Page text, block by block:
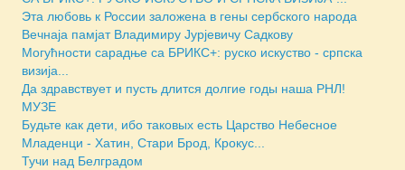
Эта любовь к России заложена в гены сербского народа
Вечнаја памјат Владимиру Јурјевичу Садкову
Могућности сарадње са БРИКС+: руско искуство - српска
визија...
Да здравствует и пусть длится долгие годы наша РНЛ!
МУЗЕ
Будьте как дети, ибо таковых есть Царство Небесное
Младенци - Хатин, Стари Брод, Крокус...
Тучи над Белградом